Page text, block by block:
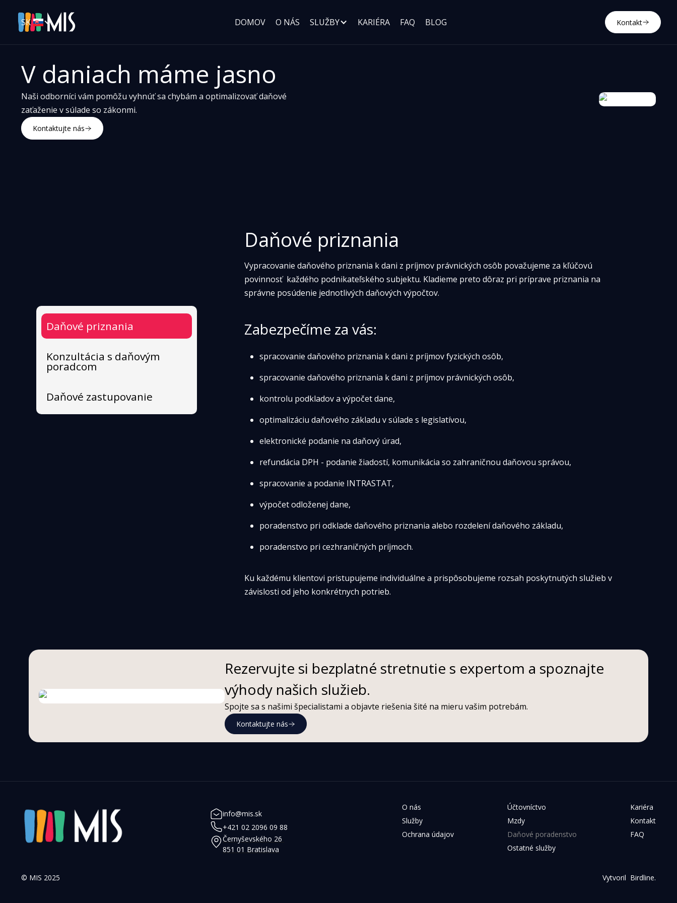
DOMOV O NÁS SLUŽBY KARIÉRA FAQ BLOG
SK Kontakt
V daniach máme jasno
Naši odborníci vám pomôžu vyhnúť sa chybám a optimalizovať daňové
zaťaženie v súlade so zákonmi.
Kontaktujte nás
Daňové priznania
Konzultácia s daňovým
poradcom
Daňové zastupovanie
Daňové priznania
Vypracovanie daňového priznania k dani z príjmov právnických osôb považujeme za kľúčovú
povinnosť  každého podnikateľského subjektu. Kladieme preto dôraz pri príprave priznania na
správne posúdenie jednotlivých daňových výpočtov.
Zabezpečíme za vás:
spracovanie daňového priznania k dani z príjmov fyzických osôb,
spracovanie daňového priznania k dani z príjmov právnických osôb,
kontrolu podkladov a výpočet dane,
optimalizáciu daňového základu v súlade s legislatívou,
elektronické podanie na daňový úrad,
refundácia DPH - podanie žiadostí, komunikácia so zahraničnou daňovou správou,
spracovanie a podanie INTRASTAT,
výpočet odloženej dane,
poradenstvo pri odklade daňového priznania alebo rozdelení daňového základu,
poradenstvo pri cezhraničných príjmoch.
Ku každému klientovi pristupujeme individuálne a prispôsobujeme rozsah poskytnutých služieb v
závislosti od jeho konkrétnych potrieb.
Rezervujte si bezplatné stretnutie s expertom a spoznajte
výhody našich služieb.
Spojte sa s našimi špecialistami a objavte riešenia šité na mieru vašim potrebám.
Kontaktujte nás
info@mis.sk
+421 02 2096 09 88
Černyševského 26
851 01 Bratislava
O nás
Služby
Ochrana údajov
Účtovníctvo
Mzdy
Daňové poradenstvo
Ostatné služby
Kariéra
Kontakt
FAQ
© MIS 2025 Vytvoril Birdline.